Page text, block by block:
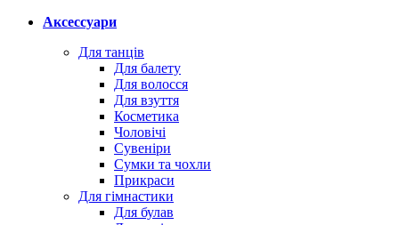
Аксессуари
Для танців
Для балету
Для волосся
Для взуття
Косметика
Чоловічі
Сувеніри
Сумки та чохли
Прикраси
Для гімнастики
Для булав